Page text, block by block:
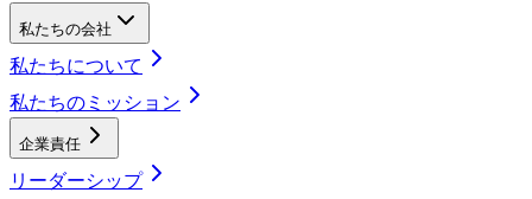
私たちの会社
私たちについて
私たちのミッション
企業責任
リーダーシップ